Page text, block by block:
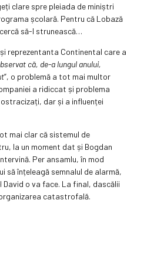
clare spre pleiada de miniștri
școlară. Pentru că Lobază
să-l strunească…
reprezentanta Continental care a
că, de-a lungul anului,
”, o problemă a tot mai multor
a ridiccat și problema
dar și a influenței
mai clar că sistemul de
la un moment dat și Bogdan
Per ansamlu, în mod
să înțeleagă semnalul de alarmă,
David o va face. La final, dascălii
catastrofală.